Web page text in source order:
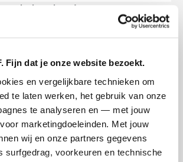
Fijn dat je onze website bezoekt.
en vergelijkbare technieken om
te laten werken, het gebruik van onze
te analyseren en — met jouw
marketingdoeleinden. Met jouw
wij en onze partners gegevens
surfgedrag, voorkeuren en technische
Ralph's badges